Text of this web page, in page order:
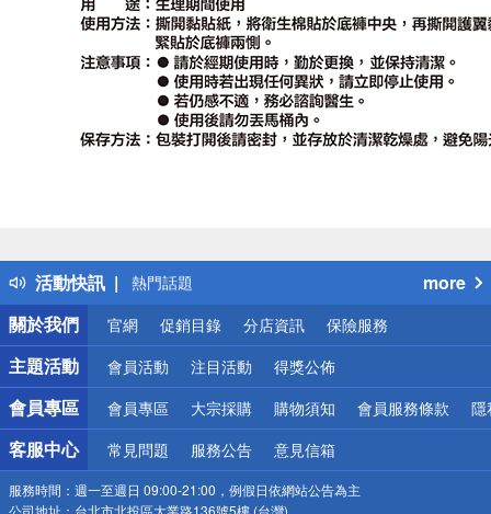
活動快訊
得獎公告
熱門話題
銀行優惠
偏遠地區配送
詐騙網頁！請小心！
more
關於我們
官網 促銷目錄 分店資訊 保險服務
主題活動 會員活動 注目活動 得獎公佈
會員專區 會員專區 大宗採購 購物須知 會員服務條款 隱
客服中心 常見問題 服務公告 意見信箱
服務時間： 週一至週日 09:00-21:00，例假日依網站公告為主
公司地址： 台北市北投區大業路136號5樓 (台灣)